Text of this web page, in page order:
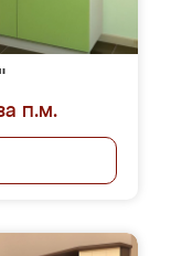
п.м.